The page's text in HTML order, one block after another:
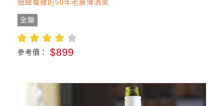
細緻複雜的50年老藤薄酒萊
全聯
參考價： $899